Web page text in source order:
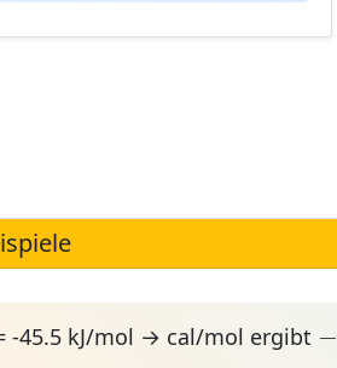
-45.5 kJ/mol → cal/mol ergibt −